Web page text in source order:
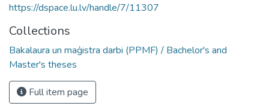
https://dspace.lu.lv/handle/7/11307
Collections
Bakalaura un maģistra darbi (PPMF) / Bachelor's and
Master's theses
Full item page